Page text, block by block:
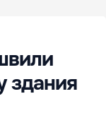
здания